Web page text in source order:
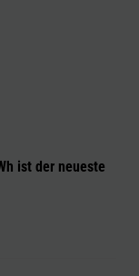
ist der neueste